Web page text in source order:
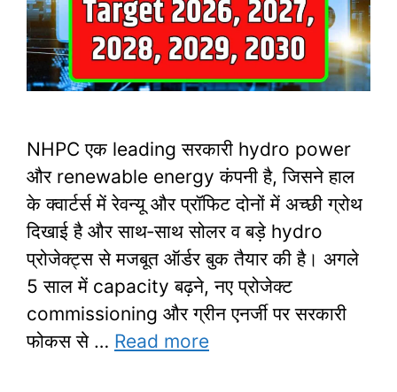
NHPC एक leading सरकारी hydro power
और renewable energy कंपनी है, जिसने हाल
के क्वार्टर्स में रेवन्यू और प्रॉफिट दोनों में अच्छी ग्रोथ
दिखाई है और साथ‑साथ सोलर व बड़े hydro
प्रोजेक्ट्स से मजबूत ऑर्डर बुक तैयार की है। अगले
5 साल में capacity बढ़ने, नए प्रोजेक्ट
commissioning और ग्रीन एनर्जी पर सरकारी
फोकस से … Read more